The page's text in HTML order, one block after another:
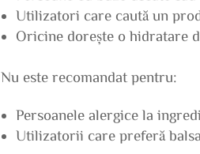
Utilizatori care caută un
Oricine dorește o hidratare
Nu este recomandat pentru:
Persoanele alergice la
Utilizatorii care preferă